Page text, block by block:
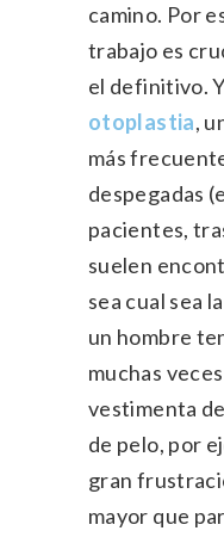
camino. Por
trabajo es
el definitivo.
otoplastia,
más
despegadas
pacientes,
suelen
sea cual sea
un hombre
muchas
vestimenta
de pelo, por
gran
mayor que